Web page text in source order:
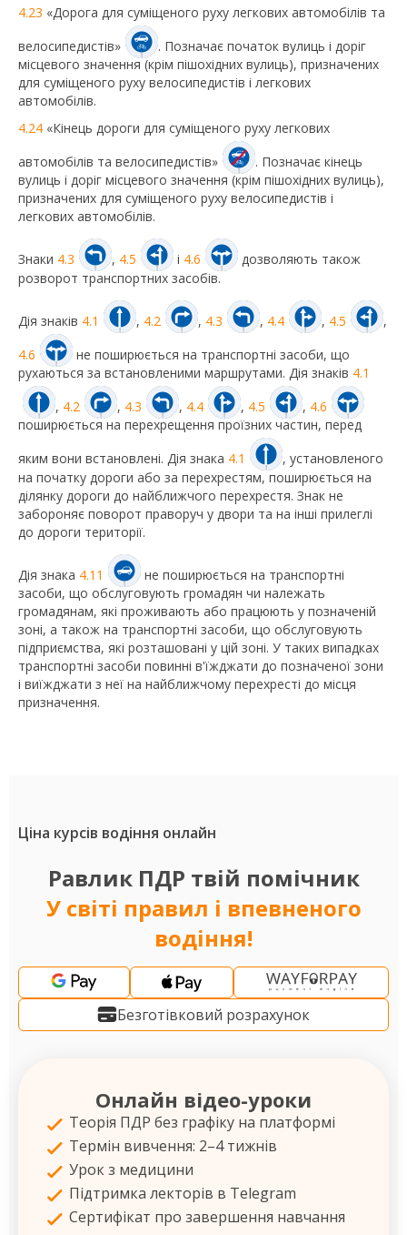
4.23 «Дорога для суміщеного руху легкових автомобілів та
велосипедистів»
. Позначає початок вулиць і доріг
місцевого значення (крім пішохідних вулиць), призначених
для суміщеного руху велосипедистів і легкових
автомобілів.
4.24 «Кінець дороги для суміщеного руху легкових
автомобілів та велосипедистів»
. Позначає кінець
вулиць і доріг місцевого значення (крім пішохідних вулиць),
призначених для суміщеного руху велосипедистів і
легкових автомобілів.
Знаки 4.3 , 4.5 і 4.6
дозволяють також
розворот транспортних засобів.
Дія знаків 4.1 , 4.2 , 4.3 , 4.4 , 4.5
,
4.6
не поширюється на транспортні засоби, що
рухаються за встановленими маршрутами. Дія знаків 4.1
, 4.2 , 4.3 , 4.4 , 4.5 , 4.6
поширюється на перехрещення проїзних частин, перед
яким вони встановлені. Дія знака 4.1
, установленого
на початку дороги або за перехрестям, поширюється на
ділянку дороги до найближчого перехрестя. Знак не
забороняє поворот праворуч у двори та на інші прилеглі
до дороги території.
Дія знака 4.11
не поширюється на транспортні
засоби, що обслуговують громадян чи належать
громадянам, які проживають або працюють у позначеній
зоні, а також на транспортні засоби, що обслуговують
підприємства, які розташовані у цій зоні. У таких випадках
транспортні засоби повинні в'їжджати до позначеної зони
і виїжджати з неї на найближчому перехресті до місця
призначення.
Ціна курсів водіння онлайн
Равлик ПДР твій помічник
У світі правил і впевненого
водіння!
Безготівковий розрахунок
Онлайн відео-уроки
Теорія ПДР без графіку на платформі
Термін вивчення: 2–4 тижнів
Урок з медицини
Підтримка лекторів в Telegram
Сертифікат про завершення навчання